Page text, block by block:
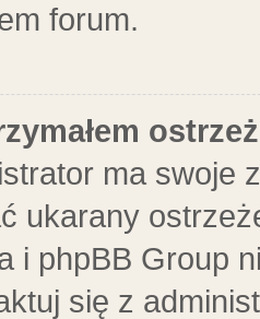
forum.
ma swoje
ukarany
i phpBB Group
się z